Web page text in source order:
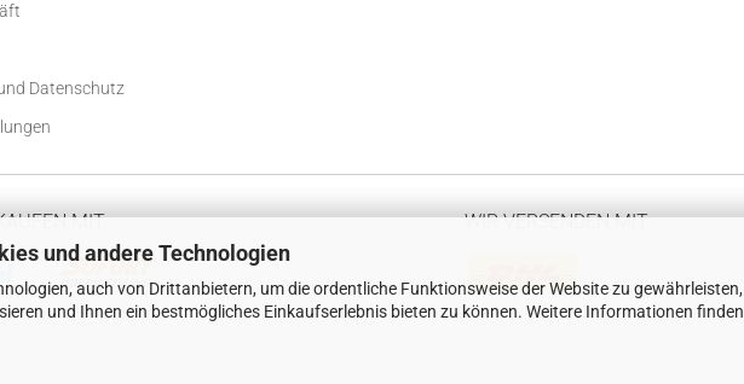
und andere Technologien
auch von Drittanbietern, um die ordentliche Funktionsweise der Website zu gewährleisten,
und Ihnen ein bestmögliches Einkaufserlebnis bieten zu können. Weitere Informationen finden
Datenschutz
MIT WIR VERSENDEN MIT